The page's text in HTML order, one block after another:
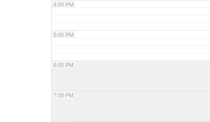
4:00 PM
5:00 PM
6:00 PM
7:00 PM